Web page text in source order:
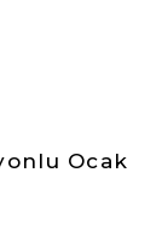
Ocak